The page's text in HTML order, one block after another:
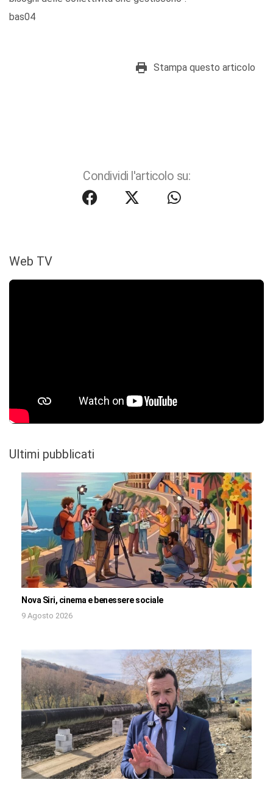
bas04
Stampa questo articolo
Condividi l'articolo su:
Web TV
Ultimi pubblicati
Nova Siri, cinema e benessere sociale
9 Agosto 2026